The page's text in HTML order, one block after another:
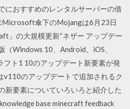
におすすめのレンタルサーバーの借
傘下のMojangは6月23日
」の大規模更新“ネザー アップデー
（Windows 10、Android、iOS、
フト1 10のアップデート新要素が発
v110のアップデートで追加されるク
新要素についていろいろと紹介した
base minecraft feedback